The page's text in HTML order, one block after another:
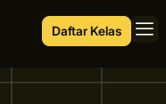
Daftar Kelas